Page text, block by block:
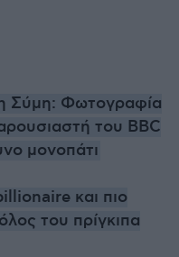
Σύμη: Φωτογραφία
του BBC
μονοπάτι
και πιο
του πρίγκιπα